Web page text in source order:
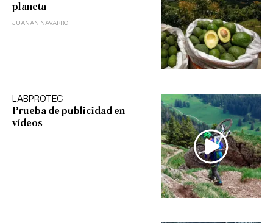
planeta
JUANAN NAVARRO
LABPROTEC
Prueba de publicidad en
vídeos